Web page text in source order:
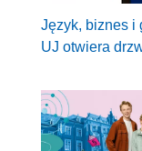
Język, biznes i
UJ otwiera